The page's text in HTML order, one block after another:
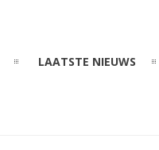
LAATSTE NIEUWS